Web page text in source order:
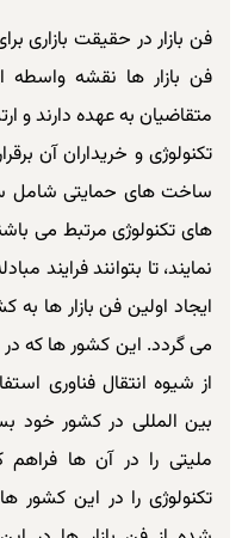
فن بازار در حقیقت بازاری
فن بازار ها نقشه واسطه
متقاضیان به عهده دارند و
تکنولوژی و خریداران آن
ساخت های حمایتی شامل
های تکنولوژی مرتبط می
نمایند، تا بتوانند فرایند
ایجاد اولین فن بازار ها
می گردد. این کشور ها که در
از شیوه انتقال فناوری
بین المللی در کشور
ملیتی را در آن ها فراهم
تکنولوژی را در این کشور